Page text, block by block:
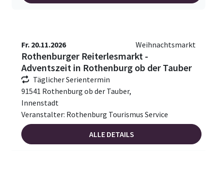
Fr. 20.11.2026 Weihnachtsmarkt
Rothenburger Reiterlesmarkt -
Adventszeit in Rothenburg ob der Tauber
Täglicher Serientermin
91541 Rothenburg ob der Tauber,
Innenstadt
Veranstalter: Rothenburg Tourismus Service
ALLE DETAILS